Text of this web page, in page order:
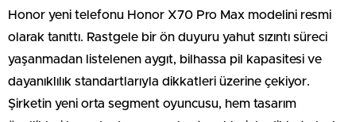
Honor yeni telefonu Honor X70 Pro Max modelini resmi
olarak tanıttı. Rastgele bir ön duyuru yahut sızıntı süreci
yaşanmadan listelenen aygıt, bilhassa pil kapasitesi ve
dayanıklılık standartlarıyla dikkatleri üzerine çekiyor.
Şirketin yeni orta segment oyuncusu, hem tasarım